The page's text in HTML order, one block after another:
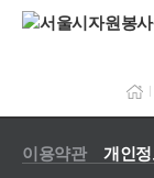
이용약관 개인